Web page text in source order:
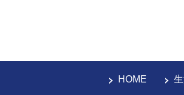
HOME